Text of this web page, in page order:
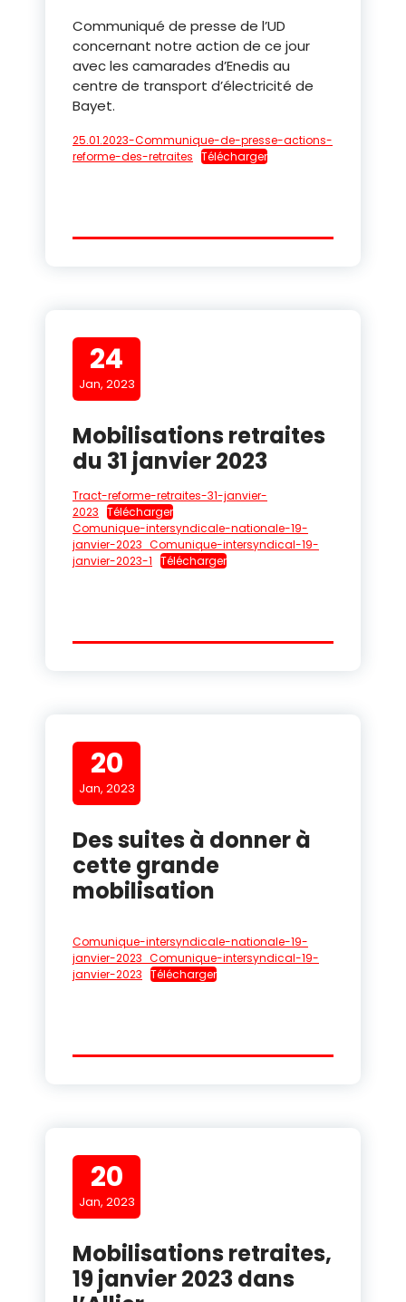
Communiqué de presse de l’UD
concernant notre action de ce jour
avec les camarades d’Enedis au
centre de transport d’électricité de
Bayet.
25.01.2023-Communique-de-presse-actions-
reforme-des-retraites Télécharger
24
Jan, 2023
Mobilisations retraites
du 31 janvier 2023
Tract-reforme-retraites-31-janvier-
2023 Télécharger
Comunique-intersyndicale-nationale-19-
janvier-2023_Comunique-intersyndical-19-
janvier-2023-1 Télécharger
20
Jan, 2023
Des suites à donner à
cette grande
mobilisation
Comunique-intersyndicale-nationale-19-
janvier-2023_Comunique-intersyndical-19-
janvier-2023 Télécharger
20
Jan, 2023
Mobilisations retraites,
19 janvier 2023 dans